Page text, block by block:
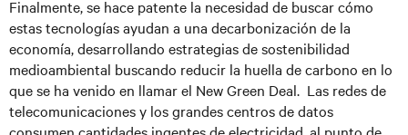
Finalmente, se hace patente la necesidad de buscar cómo
estas tecnologías ayudan a una decarbonización de la
economía, desarrollando estrategias de sostenibilidad
medioambiental buscando reducir la huella de carbono en lo
que se ha venido en llamar el New Green Deal. Las redes de
telecomunicaciones y los grandes centros de datos